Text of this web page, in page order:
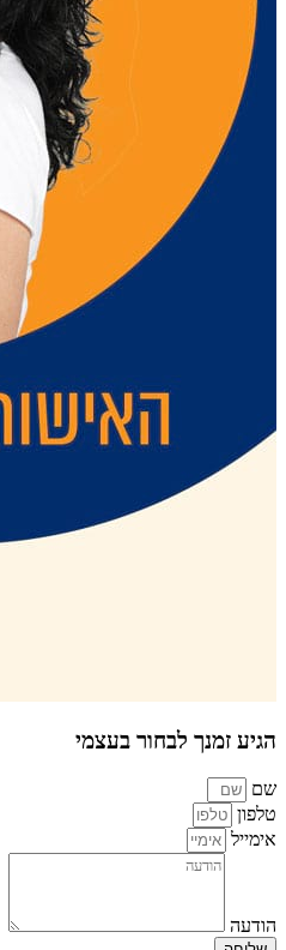
הגיע זמנך לבחור בעצמי
שם
טלפון
אימייל
הודעה